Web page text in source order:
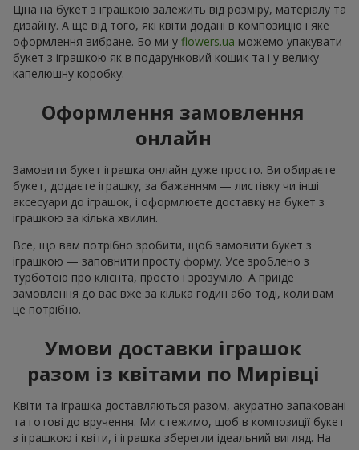
Ціна на букет з іграшкою залежить від розміру, матеріалу та
дизайну. А ще від того, які квіти додані в композицію і яке
оформлення вибране. Бо ми у flowers.ua можемо упакувати
букет з іграшкою як в подарунковий кошик та і у велику
капелюшну коробку.
Оформлення замовлення
онлайн
Замовити букет іграшка онлайн дуже просто. Ви обираєте
букет, додаєте іграшку, за бажанням — листівку чи інші
аксесуари до іграшок, і оформлюєте доставку на букет з
іграшкою за кілька хвилин.
Все, що вам потрібно зробити, щоб замовити букет з
іграшкою — заповнити просту форму. Усе зроблено з
турботою про клієнта, просто і зрозуміло. А приїде
замовлення до вас вже за кілька годин або тоді, коли вам
це потрібно.
Умови доставки іграшок
разом із квітами по Мирівці
Квіти та іграшка доставляються разом, акуратно запаковані
та готові до вручення. Ми стежимо, щоб в композиції букет
з іграшкою і квіти, і іграшка зберегли ідеальний вигляд. На